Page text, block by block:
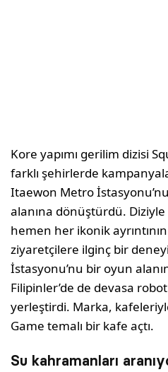
Kore yapımı gerilim dizisi
farklı şehirlerde
Itaewon Metro
alanına dönüştürdü.
hemen her ikonik
ziyaretçilere ilginç bir
İstasyonu’nu bir oyun
Filipinler’de de devasa
yerleştirdi. Marka,
Game temalı bir kafe açtı.
Su kahramanları